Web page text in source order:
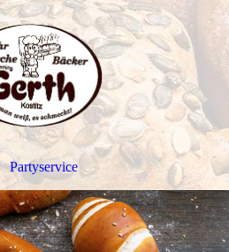
Partyservice